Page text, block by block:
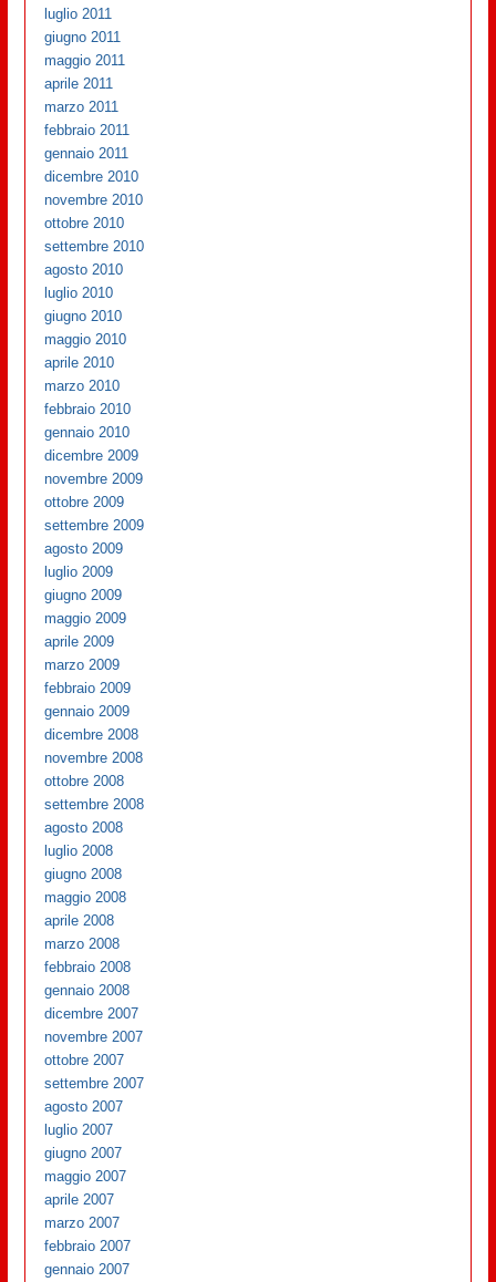
luglio 2011
giugno 2011
maggio 2011
aprile 2011
marzo 2011
febbraio 2011
gennaio 2011
dicembre 2010
novembre 2010
ottobre 2010
settembre 2010
agosto 2010
luglio 2010
giugno 2010
maggio 2010
aprile 2010
marzo 2010
febbraio 2010
gennaio 2010
dicembre 2009
novembre 2009
ottobre 2009
settembre 2009
agosto 2009
luglio 2009
giugno 2009
maggio 2009
aprile 2009
marzo 2009
febbraio 2009
gennaio 2009
dicembre 2008
novembre 2008
ottobre 2008
settembre 2008
agosto 2008
luglio 2008
giugno 2008
maggio 2008
aprile 2008
marzo 2008
febbraio 2008
gennaio 2008
dicembre 2007
novembre 2007
ottobre 2007
settembre 2007
agosto 2007
luglio 2007
giugno 2007
maggio 2007
aprile 2007
marzo 2007
febbraio 2007
gennaio 2007